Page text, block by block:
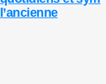
l’ancienne